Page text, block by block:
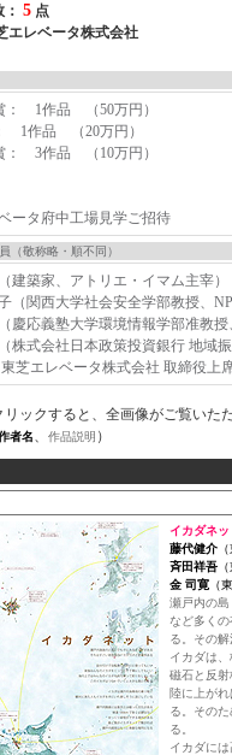
5 点
エレベータ株式会社
： 1作品 （50万円）
1作品 （20万円）
： 3作品 （10万円）
ータ府中工場見学ご招待
（敬称略・順不同）
建築家、アトリエ・イマム主宰）
（関西大学社会安全学部教授、
慶応義塾大学環境情報学部准教
株式会社日本政策投資銀行 地域
芝エレベータ株式会社 取締役上
リックすると、全画像がご覧いた
者名、 作品説明 ）
イカダネッ
藤代健介
斉田祥吾
金 司寛 （
瀬戸内の
など多く
る。その
イカダは
磁石と反
陸に上が
る。その
る。
イカダに